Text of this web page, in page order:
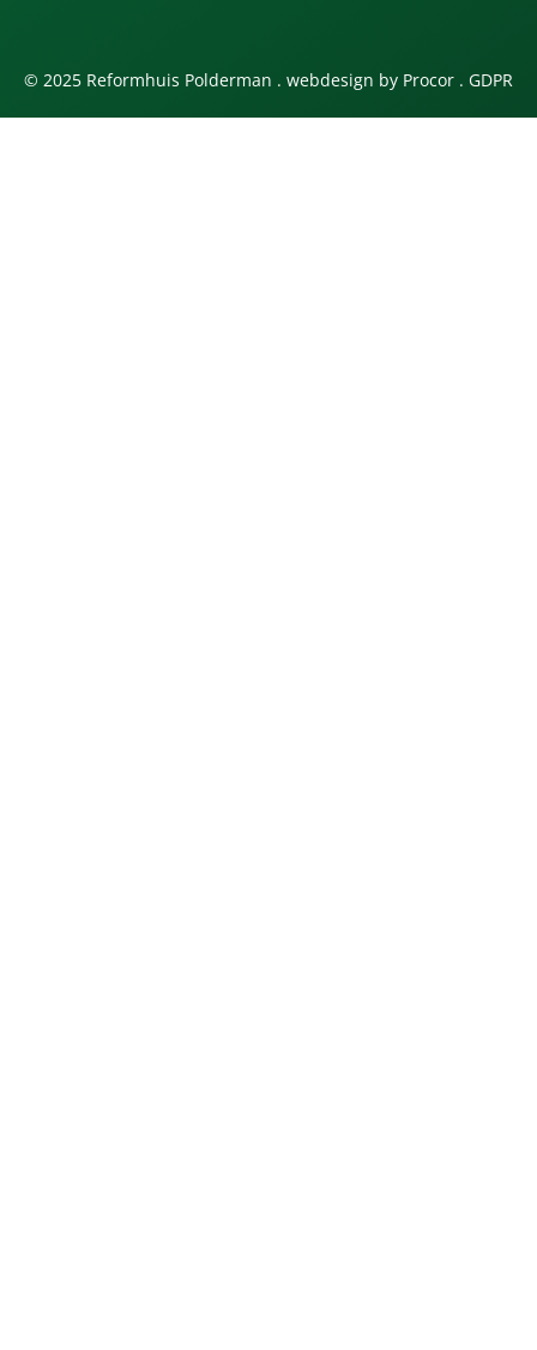
© 2025 Reformhuis Polderman . webdesign by Procor . GDPR